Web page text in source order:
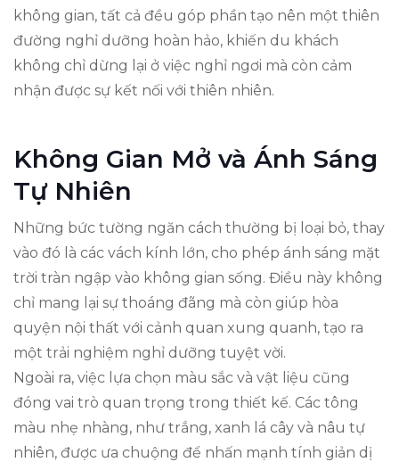
không gian, tất cả đều góp phần tạo nên một thiên
đường nghỉ dưỡng hoàn hảo, khiến du khách
không chỉ dừng lại ở việc nghỉ ngơi mà còn cảm
nhận được sự kết nối với thiên nhiên.
Không Gian Mở và Ánh Sáng
Tự Nhiên
Những bức tường ngăn cách thường bị loại bỏ, thay
vào đó là các vách kính lớn, cho phép ánh sáng mặt
trời tràn ngập vào không gian sống. Điều này không
chỉ mang lại sự thoáng đãng mà còn giúp hòa
quyện nội thất với cảnh quan xung quanh, tạo ra
một trải nghiệm nghỉ dưỡng tuyệt vời.
Ngoài ra, việc lựa chọn màu sắc và vật liệu cũng
đóng vai trò quan trọng trong thiết kế. Các tông
màu nhẹ nhàng, như trắng, xanh lá cây và nâu tự
nhiên, được ưa chuộng để nhấn mạnh tính giản dị